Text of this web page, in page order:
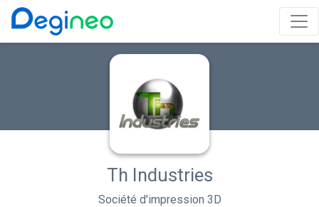
Th Industries
Société d'impression 3D